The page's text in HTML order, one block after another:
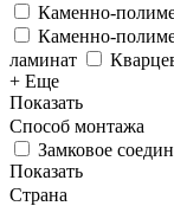
Каменно-
Каменно-
ламинат
+ Еще
Показать
Способ монтажа
Замковое
Показать
Страна